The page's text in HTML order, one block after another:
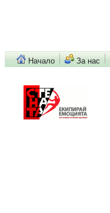
Начало За нас